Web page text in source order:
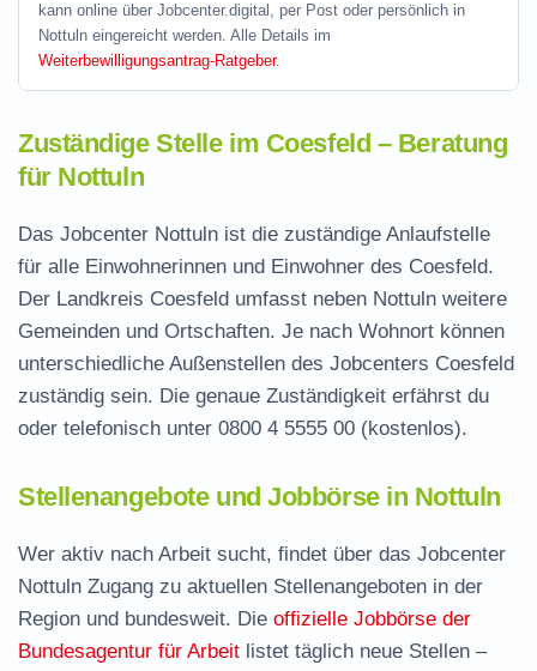
kann online über Jobcenter.digital, per Post oder persönlich in
Nottuln eingereicht werden. Alle Details im
Weiterbewilligungsantrag-Ratgeber.
Zuständige Stelle im Coesfeld – Beratung
für Nottuln
Das Jobcenter Nottuln ist die zuständige Anlaufstelle
für alle Einwohnerinnen und Einwohner des Coesfeld.
Der Landkreis Coesfeld umfasst neben Nottuln weitere
Gemeinden und Ortschaften. Je nach Wohnort können
unterschiedliche Außenstellen des Jobcenters Coesfeld
zuständig sein. Die genaue Zuständigkeit erfährst du
oder telefonisch unter 0800 4 5555 00 (kostenlos).
Stellenangebote und Jobbörse in Nottuln
Wer aktiv nach Arbeit sucht, findet über das Jobcenter
Nottuln Zugang zu aktuellen Stellenangeboten in der
Region und bundesweit. Die offizielle Jobbörse der
Bundesagentur für Arbeit listet täglich neue Stellen –